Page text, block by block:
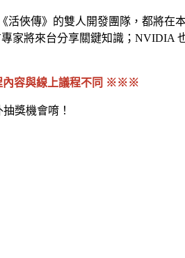
活俠傳》的雙人開發團隊，都將在
家將來台分享關鍵知識；NVIDIA
內容與線上議程不同 ※※※
獎機會唷！